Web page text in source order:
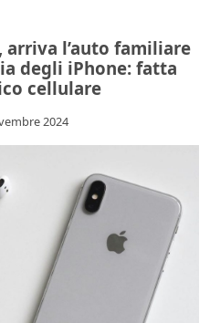
arriva l’auto familiare
degli iPhone: fatta
cellulare
2024